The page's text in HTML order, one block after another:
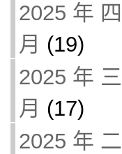
2025 年 四
月 (19)
2025 年 三
月 (17)
2025 年 二